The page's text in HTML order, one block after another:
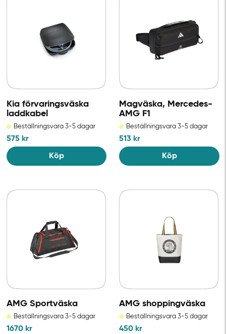
Kia förvaringsväska
laddkabel
Beställningsvara 3-5 dagar
575 kr
Köp
Magväska, Mercedes-
AMG F1
Beställningsvara 3-5 dagar
513 kr
Köp
AMG Sportväska
Beställningsvara 3-5 dagar
1670 kr
AMG shoppingväska
Beställningsvara 3-5 dagar
450 kr